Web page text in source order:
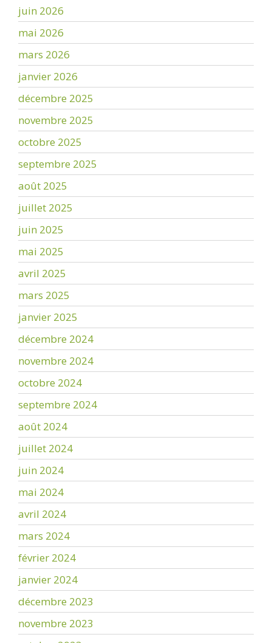
juin 2026
mai 2026
mars 2026
janvier 2026
décembre 2025
novembre 2025
octobre 2025
septembre 2025
août 2025
juillet 2025
juin 2025
mai 2025
avril 2025
mars 2025
janvier 2025
décembre 2024
novembre 2024
octobre 2024
septembre 2024
août 2024
juillet 2024
juin 2024
mai 2024
avril 2024
mars 2024
février 2024
janvier 2024
décembre 2023
novembre 2023